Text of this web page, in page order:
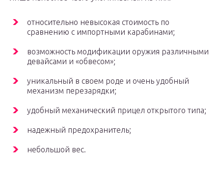
относительно невысокая стоимость по
сравнению с импортными карабинами;
возможность модификации оружия различными
девайсами и «обвесом»;
уникальный в своем роде и очень удобный
механизм перезарядки;
удобный механический прицел открытого типа;
надежный предохранитель;
небольшой вес.